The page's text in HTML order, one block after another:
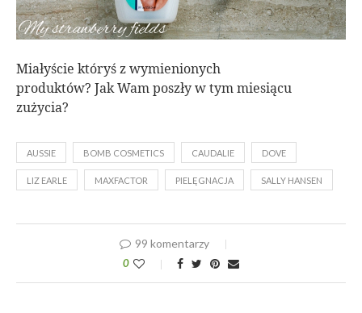
Miałyście któryś z wymienionych
produktów? Jak Wam poszły w tym miesiącu
zużycia?
AUSSIE BOMB COSMETICS CAUDALIE DOVE
LIZ EARLE MAXFACTOR PIELĘGNACJA SALLY HANSEN
99 komentarzy
0